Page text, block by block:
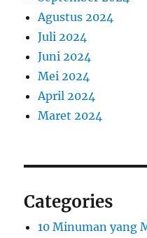
Agustus 2024
Juli 2024
Juni 2024
Mei 2024
April 2024
Maret 2024
Categories
10 Minuman yang